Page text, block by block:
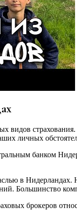
видов
личных
банком
в
Большинство
брокеров